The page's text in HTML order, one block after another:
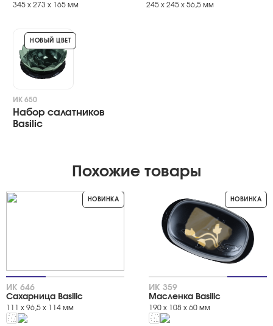
345 х 273 х 165 мм 245 х 245 х 56,5 мм
НОВЫЙ ЦВЕТ
ИК 650
Набор салатников
Basilic
Похожие товары
НОВИНКА
ИК 646
Сахарница Basilic
111 х 96,5 х 114 мм
НОВИНКА
ИК 359
Масленка Basilic
190 х 108 х 60 мм